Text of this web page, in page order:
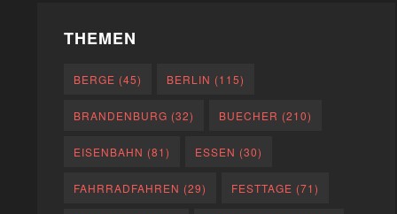
THEMEN
BERGE (45) BERLIN (115)
BRANDENBURG (32) BUECHER (210)
EISENBAHN (81) ESSEN (30)
FAHRRADFAHREN (29) FESTTAGE (71)